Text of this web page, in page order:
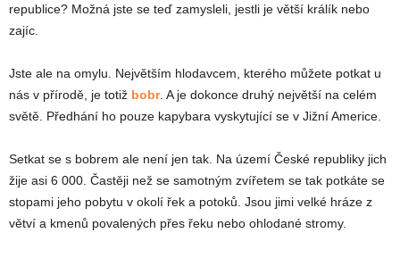
republice? Možná jste se teď zamysleli, jestli je větší králík nebo
zajíc.
Jste ale na omylu. Největším hlodavcem, kterého můžete potkat u
nás v přírodě, je totiž bobr. A je dokonce druhý největší na celém
světě. Předhání ho pouze kapybara vyskytující se v Jižní Americe.
Setkat se s bobrem ale není jen tak. Na území České republiky jich
žije asi 6 000. Častěji než se samotným zvířetem se tak potkáte se
stopami jeho pobytu v okolí řek a potoků. Jsou jimi velké hráze z
větví a kmenů povalených přes řeku nebo ohlodané stromy.